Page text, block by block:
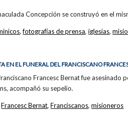
Concepción se construyó en el
,fotografías de prensa,iglesias,
EN EL FUNERAL DEL FRANCISCANO
Francesc Bernat fue asesinado
acompañó su sepelio.
Francesc Bernat,Franciscanos,misioneros